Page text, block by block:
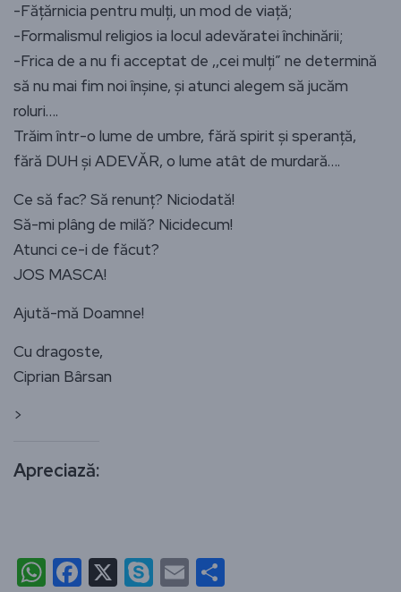
-Fățărnicia pentru mulți, un mod de viață;
-Formalismul religios ia locul adevăratei închinării;
-Frica de a nu fi acceptat de ,,cei mulți” ne determină
să nu mai fim noi înșine, și atunci alegem să jucăm
roluri….
Trăim într-o lume de umbre, fără spirit și speranță,
fără DUH și ADEVĂR, o lume atât de murdară….
Ce să fac? Să renunț? Niciodată!
Să-mi plâng de milă? Nicidecum!
Atunci ce-i de făcut?
JOS MASCA!
Ajută-mă Doamne!
Cu dragoste,
Ciprian Bârsan
>
Apreciază:
WhatsApp
Facebook
X Skype
Email